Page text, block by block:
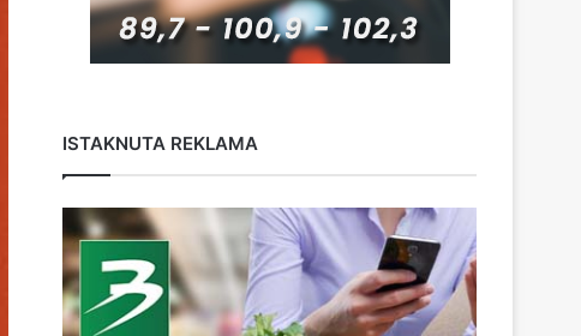
ISTAKNUTA REKLAMA